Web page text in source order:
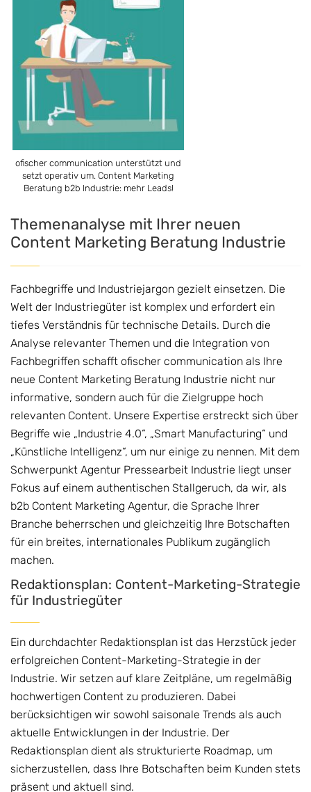
ofischer communication unterstützt und
setzt operativ um. Content Marketing
Beratung b2b Industrie: mehr Leads!
Themenanalyse mit Ihrer neuen
Content Marketing Beratung Industrie
Fachbegriffe und Industriejargon gezielt einsetzen. Die
Welt der Industriegüter ist komplex und erfordert ein
tiefes Verständnis für technische Details. Durch die
Analyse relevanter Themen und die Integration von
Fachbegriffen schafft ofischer communication als Ihre
neue Content Marketing Beratung Industrie nicht nur
informative, sondern auch für die Zielgruppe hoch
relevanten Content. Unsere Expertise erstreckt sich über
Begriffe wie „Industrie 4.0“, „Smart Manufacturing“ und
„Künstliche Intelligenz“, um nur einige zu nennen. Mit dem
Schwerpunkt Agentur Pressearbeit Industrie liegt unser
Fokus auf einem authentischen Stallgeruch, da wir, als
b2b Content Marketing Agentur, die Sprache Ihrer
Branche beherrschen und gleichzeitig Ihre Botschaften
für ein breites, internationales Publikum zugänglich
machen.
Redaktionsplan: Content-Marketing-Strategie
für Industriegüter
Ein durchdachter Redaktionsplan ist das Herzstück jeder
erfolgreichen Content-Marketing-Strategie in der
Industrie. Wir setzen auf klare Zeitpläne, um regelmäßig
hochwertigen Content zu produzieren. Dabei
berücksichtigen wir sowohl saisonale Trends als auch
aktuelle Entwicklungen in der Industrie. Der
Redaktionsplan dient als strukturierte Roadmap, um
sicherzustellen, dass Ihre Botschaften beim Kunden stets
präsent und aktuell sind.